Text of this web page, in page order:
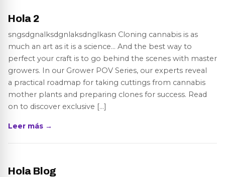
Hola 2
sngsdgnalksdgnlaksdnglkasn Cloning cannabis is as
much an art as it is a science… And the best way to
perfect your craft is to go behind the scenes with master
growers. In our Grower POV Series, our experts reveal
a practical roadmap for taking cuttings from cannabis
mother plants and preparing clones for success. Read
on to discover exclusive […]
Leer más →
Hola Blog